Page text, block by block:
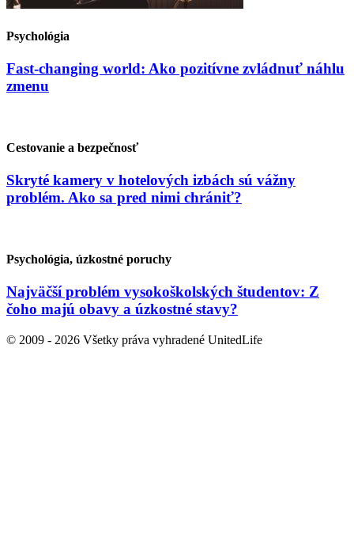
Psychológia
Fast-changing world: Ako pozitívne zvládnuť náhlu
zmenu
Cestovanie a bezpečnosť
Skryté kamery v hotelových izbách sú vážny
problém. Ako sa pred nimi chrániť?
Psychológia, úzkostné poruchy
Najväčší problém vysokoškolských študentov: Z
čoho majú obavy a úzkostné stavy?
© 2009 - 2026 Všetky práva vyhradené UnitedLife